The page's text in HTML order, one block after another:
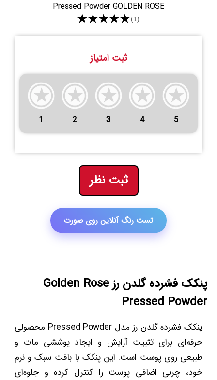
Pressed Powder GOLDEN ROSE
★★★★★(1)
ثبت امتیاز
1 2 3 4 5
ثبت نظر
تست رنگ آنلاین روی صورت
پنکک فشرده گلدن رز Golden Rose
Pressed Powder
پنکک فشرده گلدن رز مدل Pressed Powder محصولی
حرفه‌ای برای تثبیت آرایش و ایجاد پوششی مات و
طبیعی روی پوست است. این پنکک با بافت سبک و نرم
خود، چربی اضافی پوست را کنترل کرده و جلوه‌ای